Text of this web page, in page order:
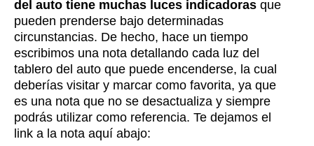
del auto tiene muchas luces indicadoras que
pueden prenderse bajo determinadas
circunstancias. De hecho, hace un tiempo
escribimos una nota detallando cada luz del
tablero del auto que puede encenderse, la cual
deberías visitar y marcar como favorita, ya que
es una nota que no se desactualiza y siempre
podrás utilizar como referencia. Te dejamos el
link a la nota aquí abajo: